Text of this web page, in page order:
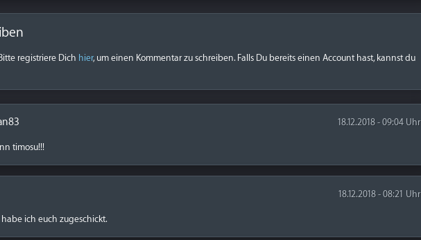
registriere Dich hier, um einen Kommentar zu schreiben. Falls Du bereits einen Account hast, kannst du
18.12.2018 - 09:04 Uhr
timosu!!!
18.12.2018 - 08:21 Uhr
habe ich euch zugeschickt.